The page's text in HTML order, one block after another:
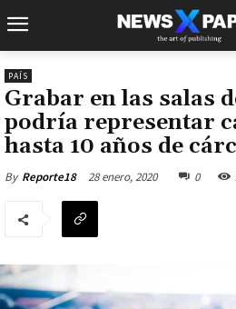
PAÍS
Grabar en las salas
podría representar
hasta 10 años de
By Reporte18 28 enero, 2020 0